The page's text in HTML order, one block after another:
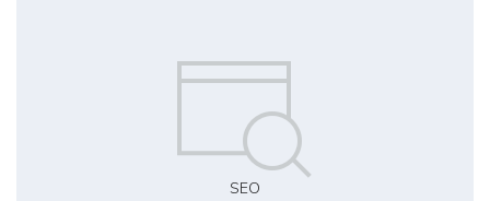
SEO